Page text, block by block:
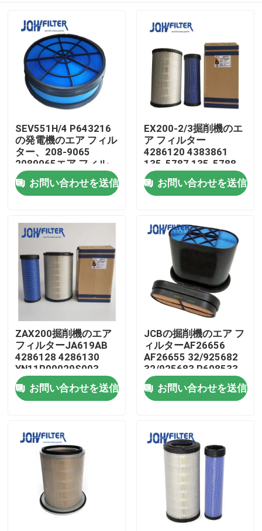
家へ
製品
ビデオ
わたしたち に つい て
工場 ツアー
品質管理
ニュース
引金 を 求め て ください
SEV551H/4 P643216
の発電機のエア フィル
ター、208-9065
2089065エア フィル
ターの要素
お問い合わせを送信
EX200-2/3掘削機のエ
ア フィルター
4286120 4383861
135-5787 135-5788
お問い合わせを送信
ZAX200掘削機のエア
フィルターJA619AB
4286128 4286130
YN11P00029S003
YN11P00029S002
お問い合わせを送信
JCBの掘削機のエア フ
ィルターAF26656
AF26655 32/925682
32/925683 P608533
お問い合わせを送信